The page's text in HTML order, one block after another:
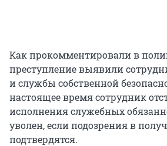
Как прокомментировали в
преступление выявили
и службы собственной
настоящее время сотрудник
исполнения служебных
уволен, если подозрения в
подтвердятся.